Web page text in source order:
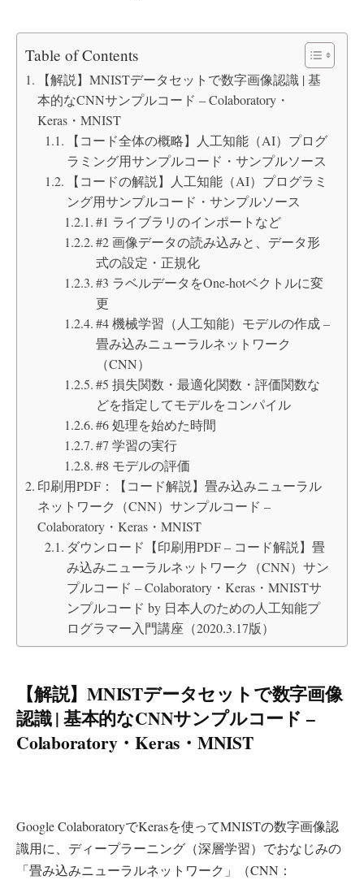
Table of Contents
【解説】MNISTデータセットで数字画像認識 | 基
本的なCNNサンプルコード – Colaboratory・
Keras・MNIST
【コード全体の概略】人工知能（AI）プログ
ラミング用サンプルコード・サンプルソース
【コードの解説】人工知能（AI）プログラミ
ング用サンプルコード・サンプルソース
#1 ライブラリのインポートなど
#2 画像データの読み込みと、データ形
式の設定・正規化
#3 ラベルデータをOne-hotベクトルに変
更
#4 機械学習（人工知能）モデルの作成 –
畳み込みニューラルネットワーク
（CNN）
#5 損失関数・最適化関数・評価関数な
どを指定してモデルをコンパイル
#6 処理を始めた時間
#7 学習の実行
#8 モデルの評価
印刷用PDF：【コード解説】畳み込みニューラル
ネットワーク（CNN）サンプルコード –
Colaboratory・Keras・MNIST
ダウンロード【印刷用PDF – コード解説】畳
み込みニューラルネットワーク（CNN）サン
プルコード – Colaboratory・Keras・MNISTサ
ンプルコード by 日本人のための人工知能プ
ログラマー入門講座（2020.3.17版）
【解説】MNISTデータセットで数字画像
認識 | 基本的なCNNサンプルコード –
Colaboratory・Keras・MNIST
Google ColaboratoryでKerasを使ってMNISTの数字画像認
識用に、ディープラーニング（深層学習）でおなじみの
「畳み込みニューラルネットワーク」（CNN：